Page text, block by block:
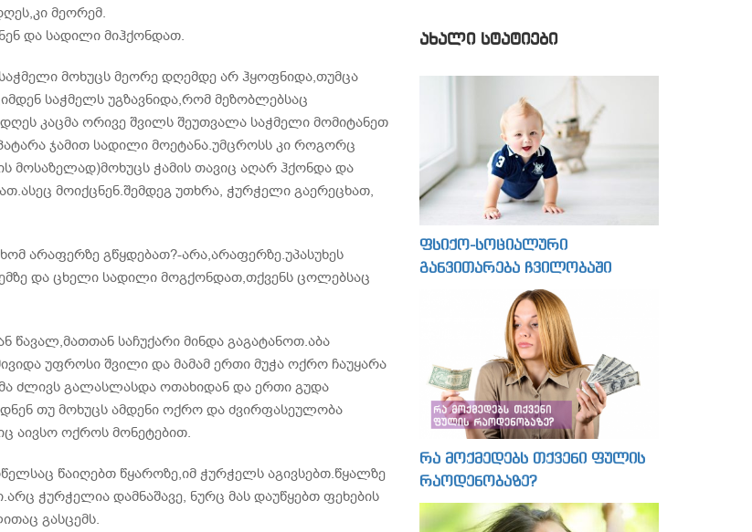
მეორემ.
და სადილი მიჰქონდათ.
მოხუცს მეორე დღემდე არ ჰყოფნიდა,თუმცა
საჭმელს უგზავნიდა,რომ მეზობლებსაც
კაცმა ორივე შვილს შეუთვალა საჭმელი მომიტანეთ
ჯამით სადილი მოეტანა.უმცროსს კი როგორც
მოსაზელად)მოხუცს ჭამის თავიც აღარ ჰქონდა და
მოიქცნენ.შემდეგ უთხრა, ჭურჭელი გაერეცხათ,
არაფერზე გწყდებათ?-არა,არაფერზე.უპასუხეს
და ცხელი სადილი მოგქონდათ,თქვენს ცოლებსაც
წავალ,მათთან საჩუქარი მინდა გაგატანოთ.აბა
უფროსი შვილი და მამამ ერთი მუჭა ოქრო ჩაუყარა
ძლივს გალასლასდა ოთახიდან და ერთი გუდა
თუ მოხუცს ამდენი ოქრო და ძვირფასეულობა
აივსო ოქროს მონეტებით.
წაიღებთ წყაროზე,იმ ჭურჭელს აგივსებთ.წყალზე
ჭურჭელია დამნაშავე, ნურც მას დაუწყებთ ფეხების
გასცემს.
ᲐᲮᲐᲚᲘ ᲡᲢᲐᲢᲘᲔᲑᲘ
ფსიქო-სოციალური
განვითარება ჩვილობაში
რა მოქმედებს თქვენი ფულის
რაოდენობაზე?